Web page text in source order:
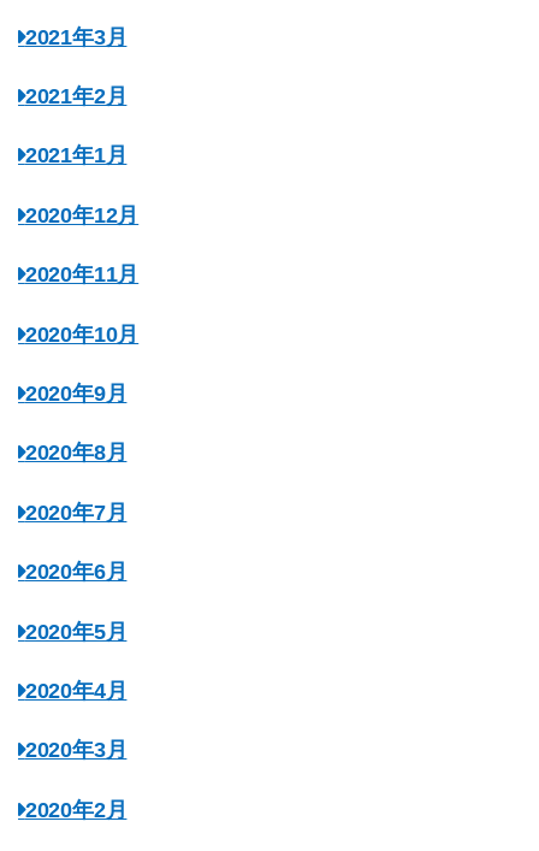
2021年3月
2021年2月
2021年1月
2020年12月
2020年11月
2020年10月
2020年9月
2020年8月
2020年7月
2020年6月
2020年5月
2020年4月
2020年3月
2020年2月